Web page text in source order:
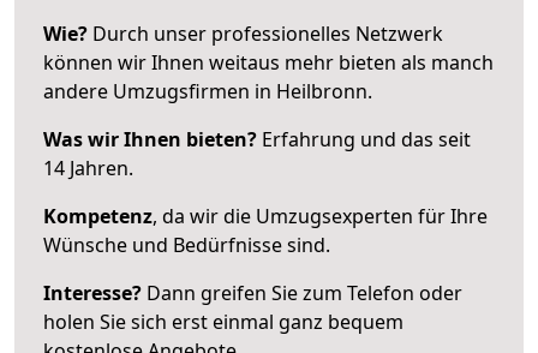
Wie? Durch unser professionelles Netzwerk
können wir Ihnen weitaus mehr bieten als manch
andere Umzugsfirmen in Heilbronn.
Was wir Ihnen bieten? Erfahrung und das seit
14 Jahren.
Kompetenz, da wir die Umzugsexperten für Ihre
Wünsche und Bedürfnisse sind.
Interesse? Dann greifen Sie zum Telefon oder
holen Sie sich erst einmal ganz bequem